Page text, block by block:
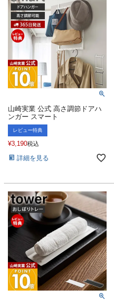
山崎実業 公式 高さ調節ドアハ
ンガー スマート
レビュー特典
¥3,190税込
詳細を見る